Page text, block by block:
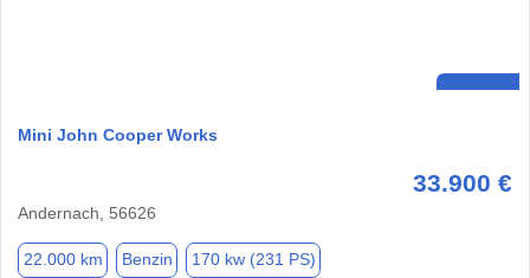
Mini John Cooper Works
33.900 €
Andernach, 56626
22.000 km Benzin 170 kw (231 PS)